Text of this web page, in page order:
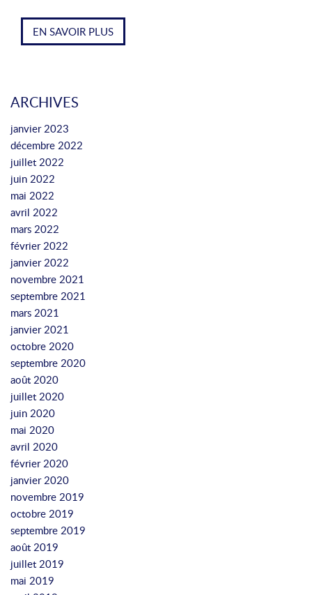
EN SAVOIR PLUS
ARCHIVES
janvier 2023
décembre 2022
juillet 2022
juin 2022
mai 2022
avril 2022
mars 2022
février 2022
janvier 2022
novembre 2021
septembre 2021
mars 2021
janvier 2021
octobre 2020
septembre 2020
août 2020
juillet 2020
juin 2020
mai 2020
avril 2020
février 2020
janvier 2020
novembre 2019
octobre 2019
septembre 2019
août 2019
juillet 2019
mai 2019